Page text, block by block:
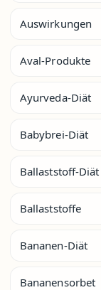
Auswirkungen
Aval-Produkte
Ayurveda-Diät
Babybrei-Diät
Ballaststoff-Diät
Ballaststoffe
Bananen-Diät
Bananensorbet